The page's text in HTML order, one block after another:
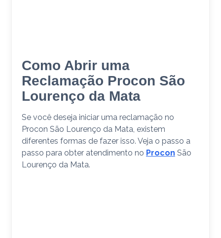
Como Abrir uma
Reclamação Procon São
Lourenço da Mata
Se você deseja iniciar uma reclamação no
Procon São Lourenço da Mata, existem
diferentes formas de fazer isso. Veja o passo a
passo para obter atendimento no Procon São
Lourenço da Mata.